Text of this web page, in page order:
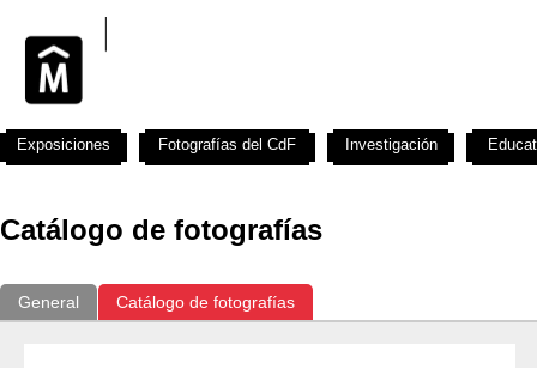
Catálogo de fotografías
General Catálogo de fotografías
Exposiciones Fotografías del CdF Investigación